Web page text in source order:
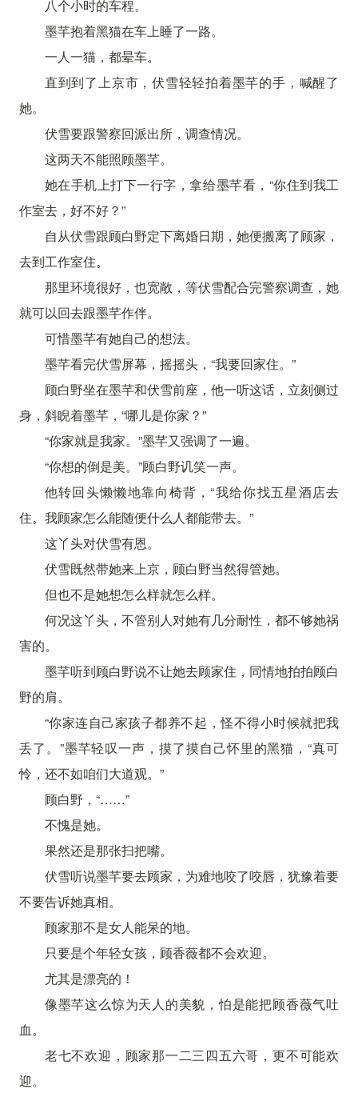
八个小时的车程。
墨芊抱着黑猫在车上睡了一路。
一人一猫，都晕车。
直到到了上京市，伏雪轻轻拍着墨芊的手，喊醒了
她。
伏雪要跟警察回派出所，调查情况。
这两天不能照顾墨芊。
她在手机上打下一行字，拿给墨芊看，“你住到我工
作室去，好不好？”
自从伏雪跟顾白野定下离婚日期，她便搬离了顾家，
去到工作室住。
那里环境很好，也宽敞，等伏雪配合完警察调查，她
就可以回去跟墨芊作伴。
可惜墨芊有她自己的想法。
墨芊看完伏雪屏幕，摇摇头，“我要回家住。”
顾白野坐在墨芊和伏雪前座，他一听这话，立刻侧过
身，斜睨着墨芊，“哪儿是你家？”
“你家就是我家。”墨芊又强调了一遍。
“你想的倒是美。”顾白野讥笑一声。
他转回头懒懒地靠向椅背，“我给你找五星酒店去
住。我顾家怎么能随便什么人都能带去。”
这丫头对伏雪有恩。
伏雪既然带她来上京，顾白野当然得管她。
但也不是她想怎么样就怎么样。
何况这丫头，不管别人对她有几分耐性，都不够她祸
害的。
墨芊听到顾白野说不让她去顾家住，同情地拍拍顾白
野的肩。
“你家连自己家孩子都养不起，怪不得小时候就把我
丢了。”墨芊轻叹一声，摸了摸自己怀里的黑猫，“真可
怜，还不如咱们大道观。”
顾白野，“……”
不愧是她。
果然还是那张扫把嘴。
伏雪听说墨芊要去顾家，为难地咬了咬唇，犹豫着要
不要告诉她真相。
顾家那不是女人能呆的地。
只要是个年轻女孩，顾香薇都不会欢迎。
尤其是漂亮的！
像墨芊这么惊为天人的美貌，怕是能把顾香薇气吐
血。
老七不欢迎，顾家那一二三四五六哥，更不可能欢
迎。